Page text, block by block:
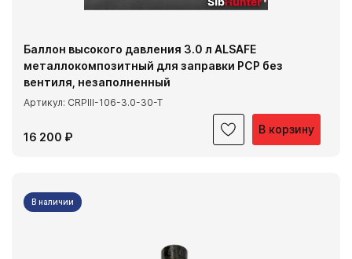
В корзину
Баллон высокого давления 3.0 л ALSAFE
металлокомпозитный для заправки PCP без
вентиля, незаполненный
Артикул: CRPIII-106-3.0-30-T
16 200 ₽
В наличии